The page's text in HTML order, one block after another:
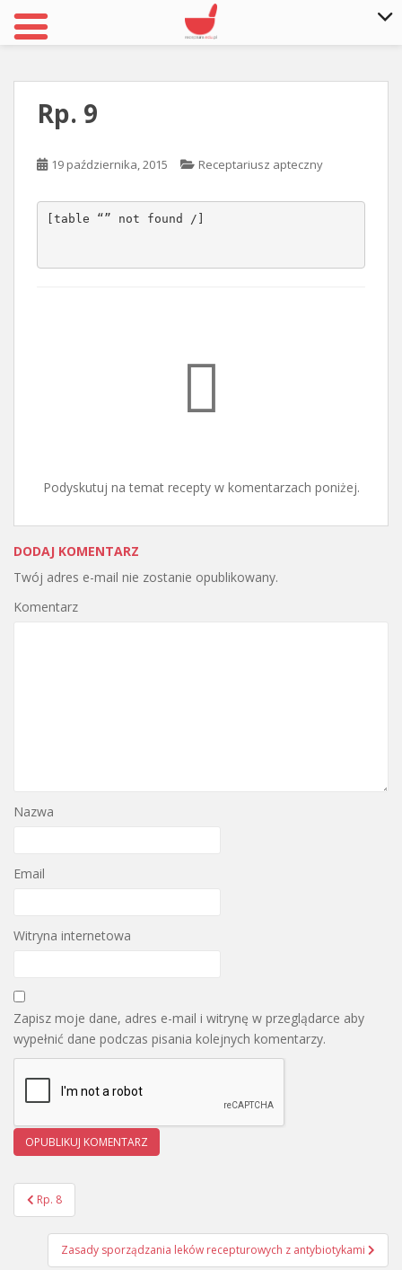
Rp. 9
19 października, 2015 Receptariusz apteczny
[table “” not found /]
Podyskutuj na temat recepty w komentarzach poniżej.
DODAJ KOMENTARZ
Twój adres e-mail nie zostanie opublikowany.
Komentarz
Nazwa
Email
Witryna internetowa
Zapisz moje dane, adres e-mail i witrynę w przeglądarce aby
wypełnić dane podczas pisania kolejnych komentarzy.
Nawigacja wpisu
Rp. 8
Zasady sporządzania leków recepturowych z antybiotykami